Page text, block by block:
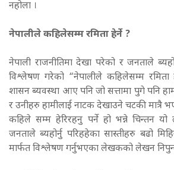
नहोला ।
नेपालीले कहिलेसम्म रमिता हेर्ने ?
नेपाली राजनीतिमा देखा परेको र जनताले
विश्लेषण गरेको “नेपालीले कहिलेसम्म
शासन ब्यवस्था आए पनि जो सत्तामा पुगे पनि
र उनीहरु हामीलाई नाटक देखाउने चटकी मात्रै
कहिले सम्म हेरिरहनु पर्ने हो भन्ने चिन्तन
जनताले ब्यहोर्नु परिहहेका सास्तीहरु बढो
मार्फत विश्लेषण गर्नुभएका लेखकको लेखन